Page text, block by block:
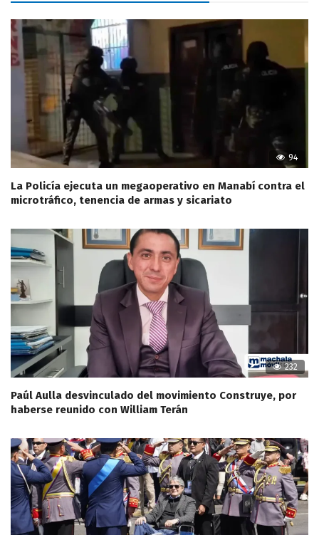
94
La Policía ejecuta un megaoperativo en Manabí contra el
microtráfico, tenencia de armas y sicariato
232
Paúl Aulla desvinculado del movimiento Construye, por
haberse reunido con William Terán